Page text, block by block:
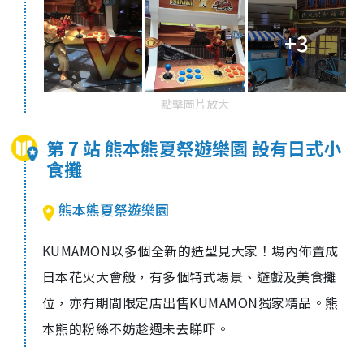
+3
點擊圖片放大
第 7 站 熊本熊夏祭遊樂園 設有日式小
食攤
熊本熊夏祭遊樂園
KUMAMON以多個全新的造型見大家！場內佈置成
日本花火大會般，有多個特式場景、遊戲及美食攤
位，亦有期間限定店出售KUMAMON獨家精品。熊
本熊的粉絲不妨趁週未去睇吓。